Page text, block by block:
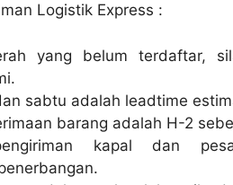
Logistik Express :
yang belum terdaftar,
sabtu adalah leadtime
barang adalah H-2
kapal dan